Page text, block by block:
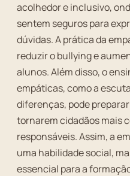
acolhedor e inclusivo,
sentem seguros para
dúvidas. A prática da
reduzir o bullying e
alunos. Além disso, o
empáticas, como a
diferenças, pode
tornarem cidadãos mais
responsáveis. Assim, a
uma habilidade social,
essencial para a